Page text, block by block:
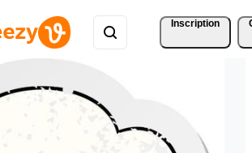
Inscription